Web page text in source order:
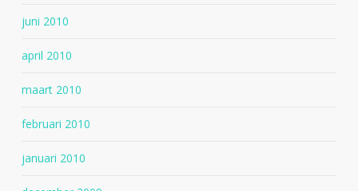
juni 2010
april 2010
maart 2010
februari 2010
januari 2010